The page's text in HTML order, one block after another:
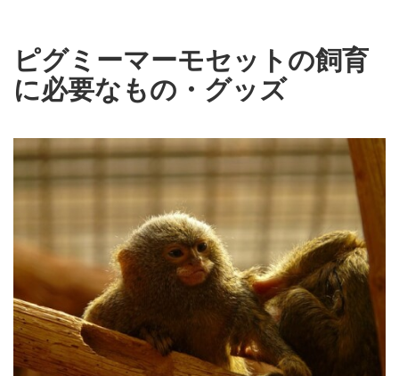
ピグミーマーモセットの飼育
に必要なもの・グッズ